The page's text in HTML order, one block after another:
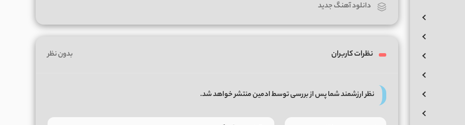
دانلود آهنگ جدید
نظرات کاربران بدون نظر
نظر ارزشمند شما پس از بررسی توسط ادمین منتشر خواهد شد.